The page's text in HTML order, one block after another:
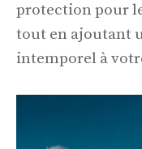
protection pour
tout en ajoutant
intemporel à